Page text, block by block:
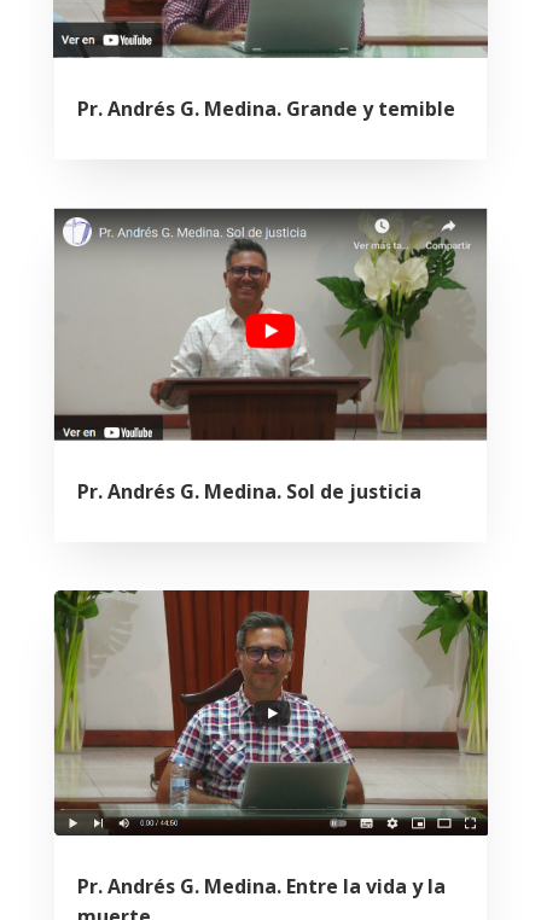
Pr. Andrés G. Medina. Grande y temible
Pr. Andrés G. Medina. Sol de justicia
Pr. Andrés G. Medina. Entre la vida y la